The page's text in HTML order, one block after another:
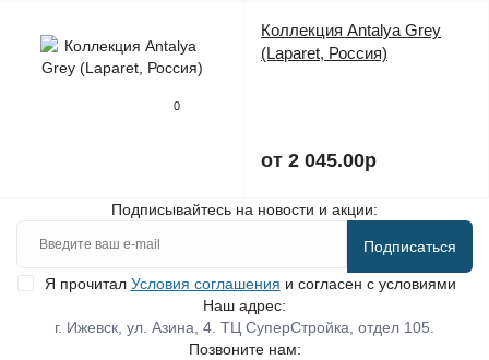
0
Коллекция Antalya Grey
(Laparet, Россия)
от 2 045.00р
Подписывайтесь на новости и акции:
Подписаться
Я прочитал Условия соглашения и согласен с условиями
Наш адрес:
г. Ижевск, ул. Азина, 4. ТЦ СуперСтройка, отдел 105.
Позвоните нам: